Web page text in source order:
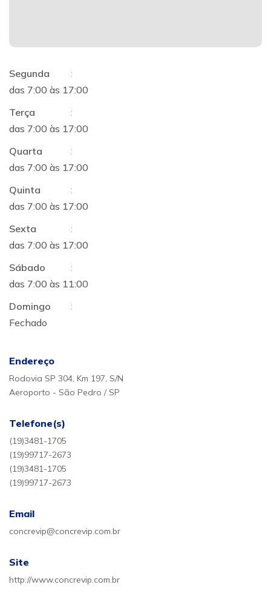
Segunda
:
das 7:00 às 17:00
Terça
:
das 7:00 às 17:00
Quarta
:
das 7:00 às 17:00
Quinta
:
das 7:00 às 17:00
Sexta
:
das 7:00 às 17:00
Sábado
:
das 7:00 às 11:00
Domingo
:
Fechado
Endereço
Rodovia SP 304, Km 197, S/N
Aeroporto - São Pedro / SP
Telefone(s)
(19)3481-1705
(19)99717-2673
(19)3481-1705
(19)99717-2673
Email
concrevip@concrevip.com.br
Site
http://www.concrevip.com.br